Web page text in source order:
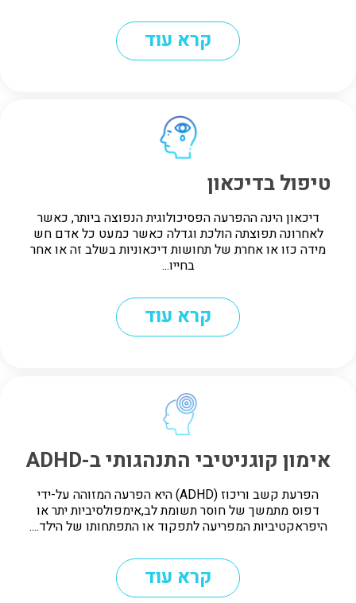
קרא עוד
טיפול בדיכאון
דיכאון הינה ההפרעה הפסיכולוגית הנפוצה ביותר, כאשר
לאחרונה תפוצתה הולכת וגדלה כאשר כמעט כל אדם חש
מידה כזו או אחרת של תחושות דיכאוניות בשלב זה או אחר
בחייו...
קרא עוד
אימון קוגניטיבי התנהגותי ב-ADHD
הפרעת קשב וריכוז (ADHD) היא הפרעה המזוהה על-ידי
דפוס מתמשך של חוסר תשומת לב,אימפולסיביות יתר או
היפראקטיביות המפריעה לתפקוד או התפתחותו של הילד....
קרא עוד